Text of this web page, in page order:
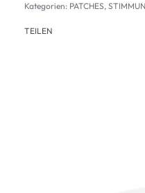
Kategorien: PATCHES,
TEILEN